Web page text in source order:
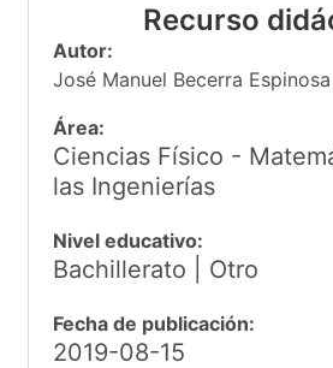
Recurso
Autor:
José Manuel Becerra Espinosa
Área:
Ciencias Físico -
las Ingenierías
Nivel educativo:
Bachillerato | Otro
Fecha de publicación:
2019-08-15